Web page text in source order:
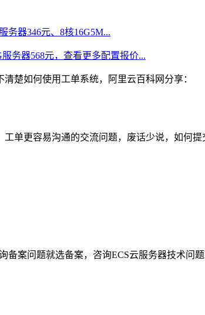
务器346元、8核16G5M...
务器568元，查看更多配置报价...
楚如何使用工单系统，阿里云百科网分享：
单更容易沟通的交流问题，废话少说，如何
案问题就选备案，咨询ECS云服务器技术问